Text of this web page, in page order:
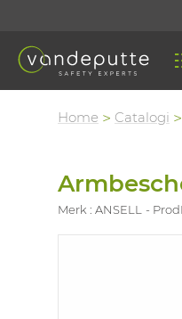
Home Catalogi
Merk : ANSELL